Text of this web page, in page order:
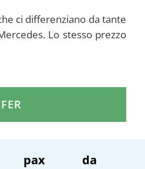
ci differenziano da tante
Lo stesso prezzo
pax da